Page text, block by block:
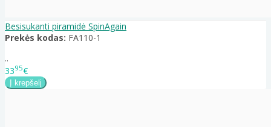
Besisukanti piramidė SpinAgain
Prekės kodas: FA110-1
..
3395€